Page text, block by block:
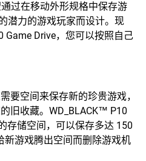
过在移动外形规格中保存游
潜力的游戏玩家而设计。现
Game Drive，您可以按照自己
要空间来保存新的珍贵游戏，
旧收藏。WD_BLACK™ P10
存储空间，可以保存多达 150
新游戏腾出空间而删除游戏机